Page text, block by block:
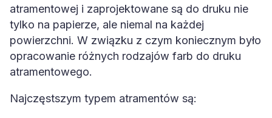
atramentowej i zaprojektowane są do druku nie
tylko na papierze, ale niemal na każdej
powierzchni. W związku z czym koniecznym było
opracowanie różnych rodzajów farb do druku
atramentowego.
Najczęstszym typem atramentów są: